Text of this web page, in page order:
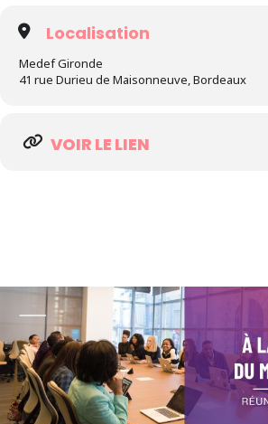
Localisation
Medef Gironde
41 rue Durieu de Maisonneuve, Bordeaux
VOIR LE LIEN